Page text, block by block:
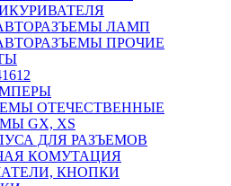
ЛАМП
ПРОЧИЕ
ОТЕЧЕСТВЕННЫЕ
GX, XS
ДЛЯ РАЗЪЕМОВ
КОМУТАЦИЯ
КНОПКИ